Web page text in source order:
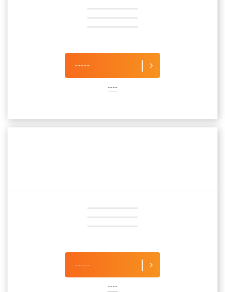
-----
----
-----
----